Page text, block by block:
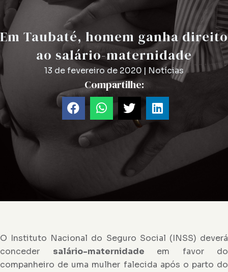
Em Taubaté, homem ganha direito
ao salário-maternidade
13 de fevereiro de 2020 | Notícias
Compartilhe:
O Instituto Nacional do Seguro Social (INSS) deverá
conceder salário-maternidade em favor do
companheiro de uma mulher falecida após o parto do